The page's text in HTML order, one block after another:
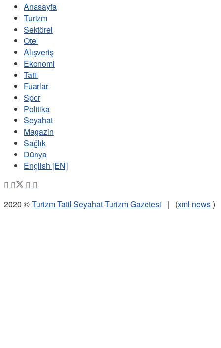
Anasayfa
Turizm
Sektörel
Otel
Alışveriş
Ekonomi
Tatil
Fuarlar
Spor
Politika
Seyahat
Magazin
Sağlık
Dünya
English [EN]
2020 ©Turizm Tatil SeyahatTurizm Gazetesi | (xml news)